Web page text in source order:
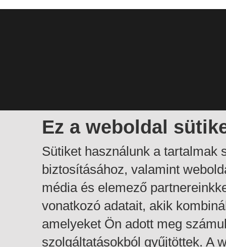
Ez a weboldal
Sütiket használunk a tartalmak
biztosításához, valamint
média és elemező
vonatkozó adatait, akik
amelyeket Ön adott meg
szolgáltatásokból gyűjtöttek. A